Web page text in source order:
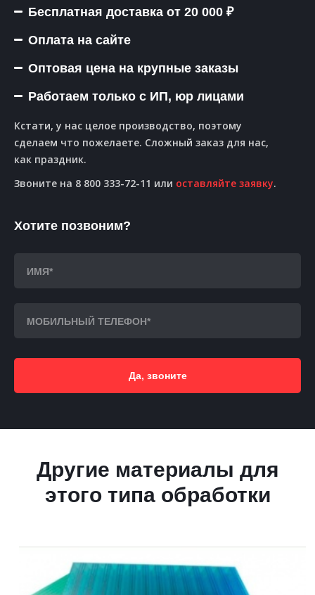
Бесплатная доставка от 20 000 ₽
Оплата на сайте
Оптовая цена на крупные заказы
Работаем только с ИП, юр лицами
Кстати, у нас целое производство, поэтому
сделаем что пожелаете. Сложный заказ для нас,
как праздник.
Звоните на 8 800 333-72-11 или оставляйте заявку.
Хотите позвоним?
Да, звоните
Другие материалы для
этого типа обработки